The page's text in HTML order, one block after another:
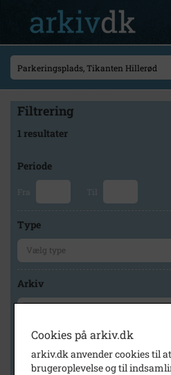
Filtrering
1 resultater
Periode
Fra Til
Type
Arkiv
Geografi
Cookies på arkiv.dk
arkiv.dk anvender cookies til
brugeroplevelse og til